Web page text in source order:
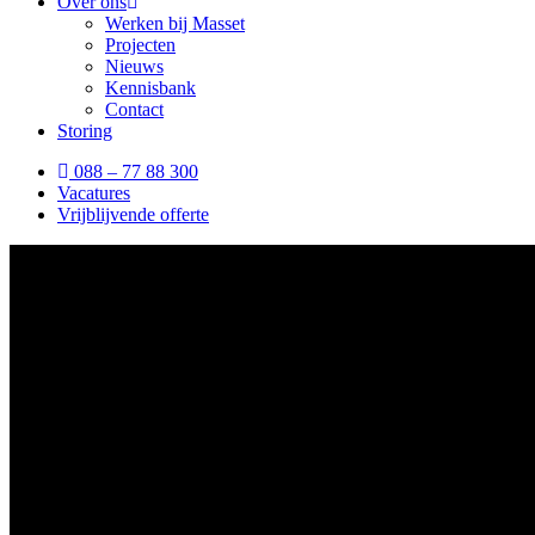
Werken bij Masset
Projecten
Nieuws
Kennisbank
Contact
Storing
088 – 77 88 300
Vacatures
Vrijblijvende offerte